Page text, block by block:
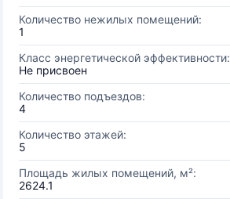
Количество нежилых помещений:
1
Класс энергетической эффективности:
Не присвоен
Количество подъездов:
4
Количество этажей:
5
Площадь жилых помещений, м²:
2624.1